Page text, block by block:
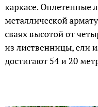
каркасе. Оплетенные
металлической
сваях высотой от
из лиственницы, ели
достигают 54 и 20